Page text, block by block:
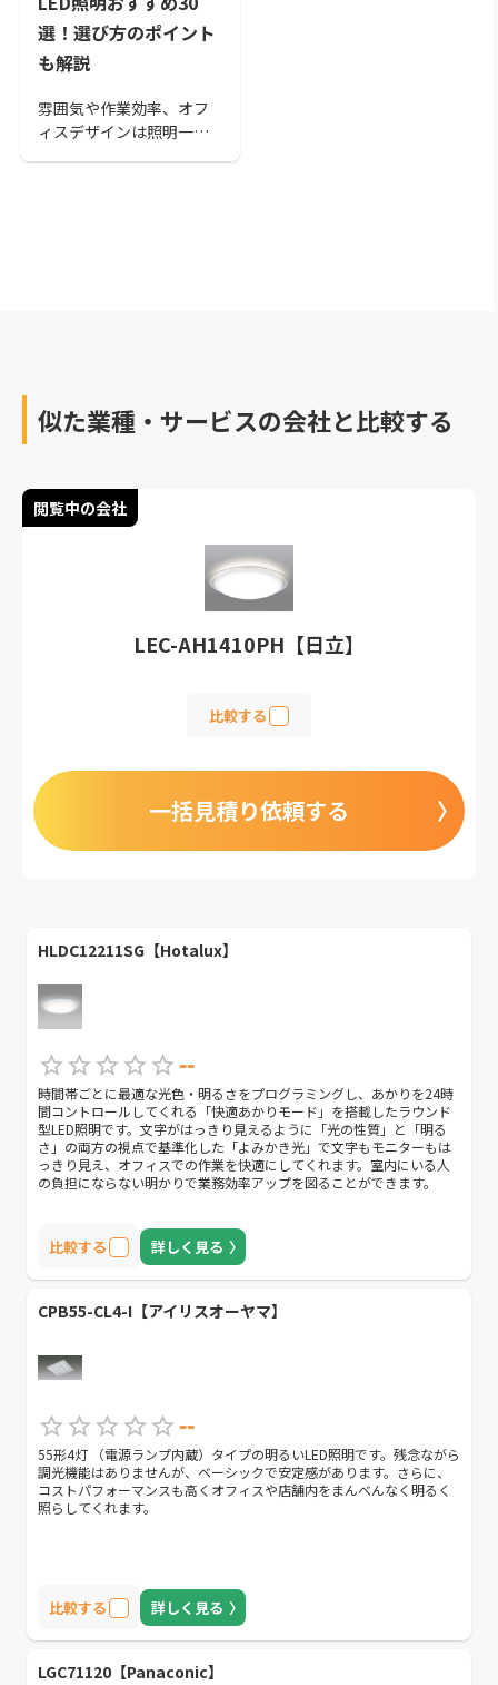
選！選び方のポイント
も解説
雰囲気や作業効率、オフ
ィスデザインは照明一つ
似た業種・サービスの会社と比較する
閲覧中の会社
LEC-AH1410PH【日立】
比較する
一括見積り依頼する
HLDC12211SG【Hotalux】
--
時間帯ごとに最適な光色・明るさをプログラミングし、あかりを24時
間コントロールしてくれる「快適あかりモード」を搭載したラウンド
型LED照明です。文字がはっきり見えるように「光の性質」と「明る
さ」の両方の視点で基準化した「よみかき光」で文字もモニターもは
っきり見え、オフィスでの作業を快適にしてくれます。室内にいる人
の負担にならない明かりで業務効率アップを図ることができます。
比較する 詳しく見る
CPB55-CL4-I【アイリスオーヤマ】
--
55形4灯 （電源ランプ内蔵）タイプの明るいLED照明です。残念ながら
調光機能はありませんが、ベーシックで安定感があります。さらに、
コストパフォーマンスも高くオフィスや店舗内をまんべんなく明るく
照らしてくれます。
比較する 詳しく見る
LGC71120【Panaconic】